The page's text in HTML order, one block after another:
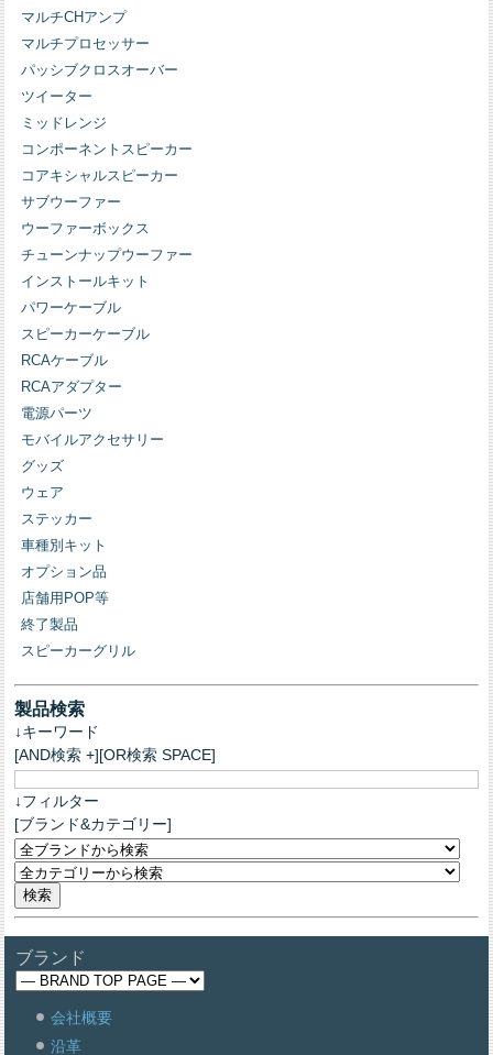
マルチCHアンプ
マルチプロセッサー
パッシブクロスオーバー
ツイーター
ミッドレンジ
コンポーネントスピーカー
コアキシャルスピーカー
サブウーファー
ウーファーボックス
チューンナップウーファー
インストールキット
パワーケーブル
スピーカーケーブル
RCAケーブル
RCAアダプター
電源パーツ
モバイルアクセサリー
グッズ
ウェア
ステッカー
車種別キット
オプション品
店舗用POP等
終了製品
スピーカーグリル
製品検索
↓キーワード
[AND検索 +][OR検索 SPACE]
↓フィルター
[ブランド&カテゴリー]
ブランド
会社概要
沿革